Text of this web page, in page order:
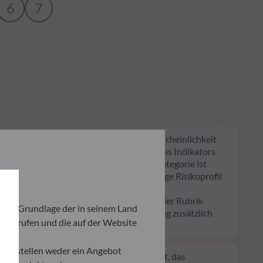
6 7
Er zeigt, wie hoch die Wahrscheinlichkeit
sind, Sie auszubezahlen. Die Skala des Indikators
des Fonds verändern. Die niedrigste Kategorie ist
verlässlicher Hinweis auf das künftige Risikoprofil
Rücknahmegebühr gemäß dem in der Rubrik
Depot können die Wertentwicklung zusätzlich
Regelwerk der EU, das darauf abzielt, das
Grundlage der in seinem Land
und die auf der Website
stellen weder ein Angebot